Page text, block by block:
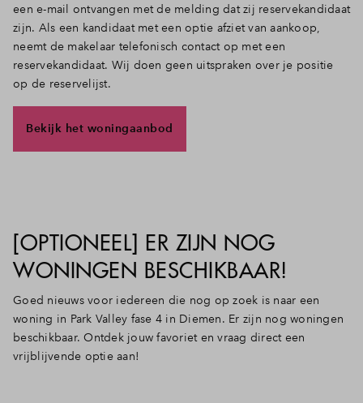
een e-mail ontvangen met de melding dat zij reservekandidaat
zijn. Als een kandidaat met een optie afziet van aankoop,
neemt de makelaar telefonisch contact op met een
reservekandidaat. Wij doen geen uitspraken over je positie
op de reservelijst.
Bekijk het woningaanbod
[OPTIONEEL] ER ZIJN NOG
WONINGEN BESCHIKBAAR!
Goed nieuws voor iedereen die nog op zoek is naar een
woning in Park Valley fase 4 in Diemen. Er zijn nog woningen
beschikbaar. Ontdek jouw favoriet en vraag direct een
vrijblijvende optie aan!